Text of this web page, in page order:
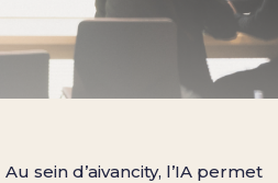
Au sein d’aivancity, l’IA permet